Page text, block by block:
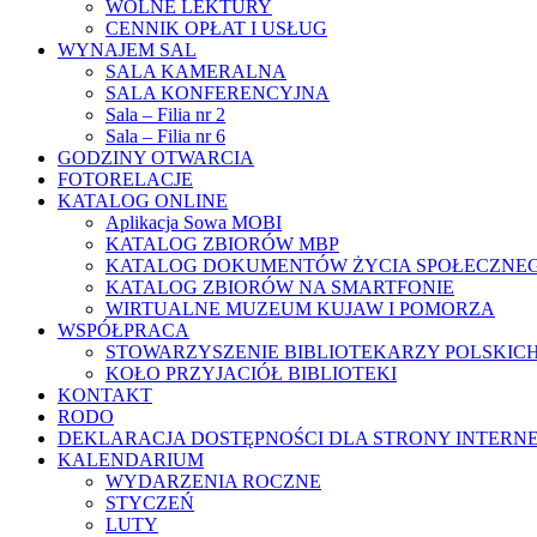
WOLNE LEKTURY
CENNIK OPŁAT I USŁUG
WYNAJEM SAL
SALA KAMERALNA
SALA KONFERENCYJNA
Sala – Filia nr 2
Sala – Filia nr 6
GODZINY OTWARCIA
FOTORELACJE
KATALOG ONLINE
Aplikacja Sowa MOBI
KATALOG ZBIORÓW MBP
KATALOG DOKUMENTÓW ŻYCIA
KATALOG ZBIORÓW NA SMARTFONIE
WIRTUALNE MUZEUM KUJAW I POMORZA
WSPÓŁPRACA
STOWARZYSZENIE BIBLIOTEKARZY
KOŁO PRZYJACIÓŁ BIBLIOTEKI
KONTAKT
RODO
DEKLARACJA DOSTĘPNOŚCI DLA STRONY
KALENDARIUM
WYDARZENIA ROCZNE
STYCZEŃ
LUTY